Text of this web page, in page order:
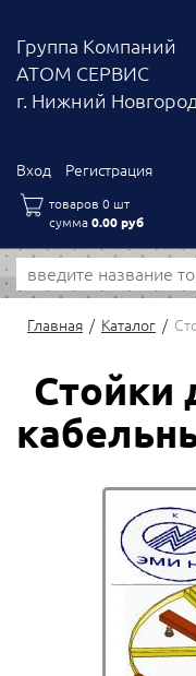
Группа Компаний
АТОМ СЕРВИС
г. Нижний Новгород
Вход Регистрация
товаров 0 шт
сумма 0.00 руб
Главная
Каталог
Cтойки